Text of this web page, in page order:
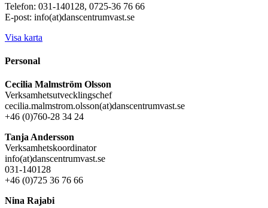
Telefon: 031-140128, 0725-36 76 66
E-post: info(at)danscentrumvast.se
Visa karta
Personal
Cecilia Malmström Olsson
Verksamhetsutvecklingschef
cecilia.malmstrom.olsson(at)danscentrumvast.se
+46 (0)760-28 34 24
Tanja Andersson
Verksamhetskoordinator
info(at)danscentrumvast.se
031-140128
+46 (0)725 36 76 66
Nina Rajabi